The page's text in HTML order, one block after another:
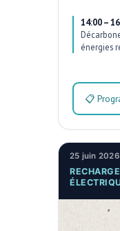
14:00 –
énergies
📋
25 juin 2026